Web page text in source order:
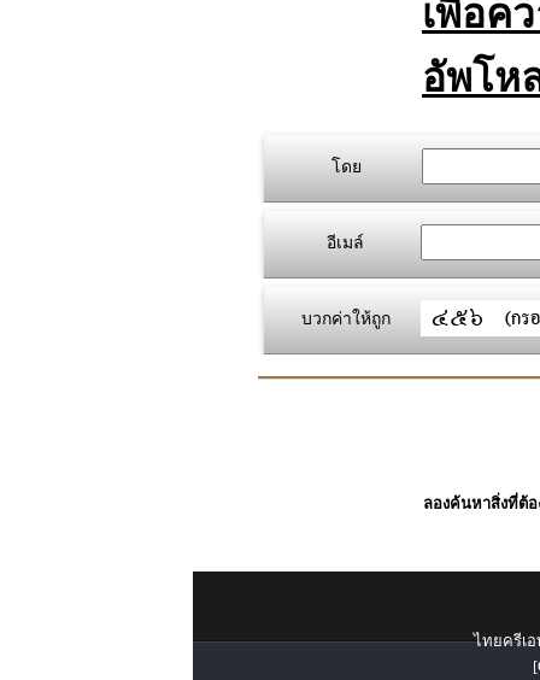
เพื่อค
อัพโห
โดย
อีเมล์
บวกค่าให้ถูก
ลองค้นหาสิ่งที่ต้อ
ไทยครีเอ
[